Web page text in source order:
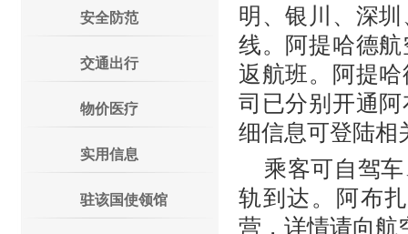
安全防范
交通出行
物价医疗
实用信息
驻该国使领馆
明、银川、深
线。阿提哈德
返航班。阿提
司已分别开通
细信息可登陆相
乘客可自驾
轨到达。阿布
营，详情请向航